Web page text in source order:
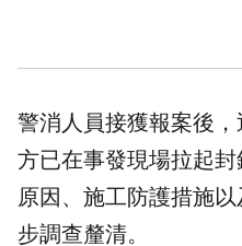
警消人員接獲報案後
方已在事發現場拉起
原因、施工防護措施
步調查釐清。